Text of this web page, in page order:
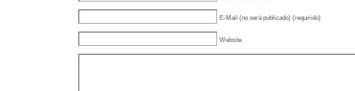
E-Mail (no será publicado) (requirido)
Website